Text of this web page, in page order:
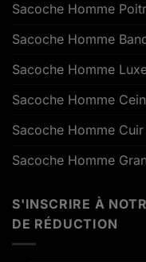
Sacoche Homme
Sacoche Homme
Sacoche Homme
Sacoche Homme
Sacoche Homme Cuir
Sacoche Homme
S'INSCRIRE À
DE RÉDUCTION